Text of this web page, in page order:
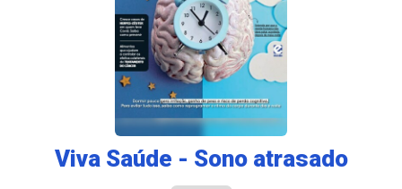
Viva Saúde - Sono atrasado